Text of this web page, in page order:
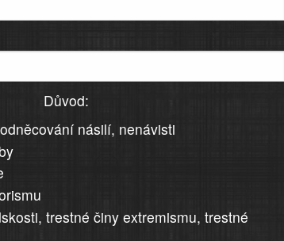
Důvod:
násilí, nenávisti
trestné činy extremismu, trestné